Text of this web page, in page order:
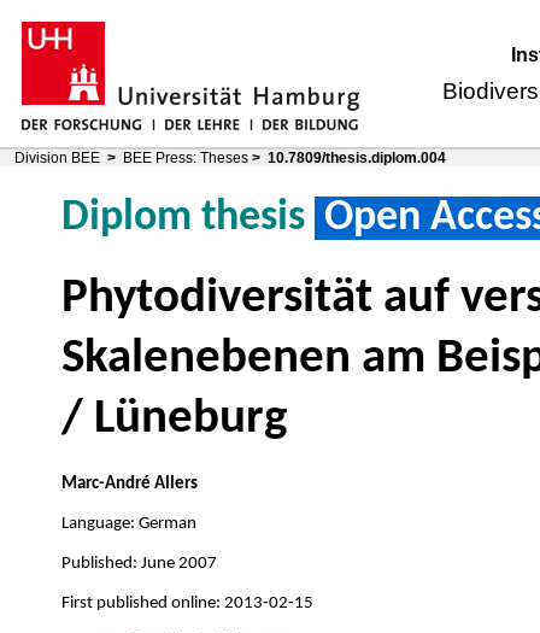
Division BEE > BEE Press: Theses > 10.7809/thesis.diplom.004
Diplom thesis Open
Phytodiversität auf
Skalenebenen am
/ Lüneburg
Marc-André Allers
Language: German
Published: June 2007
First published online: 2013-02-15